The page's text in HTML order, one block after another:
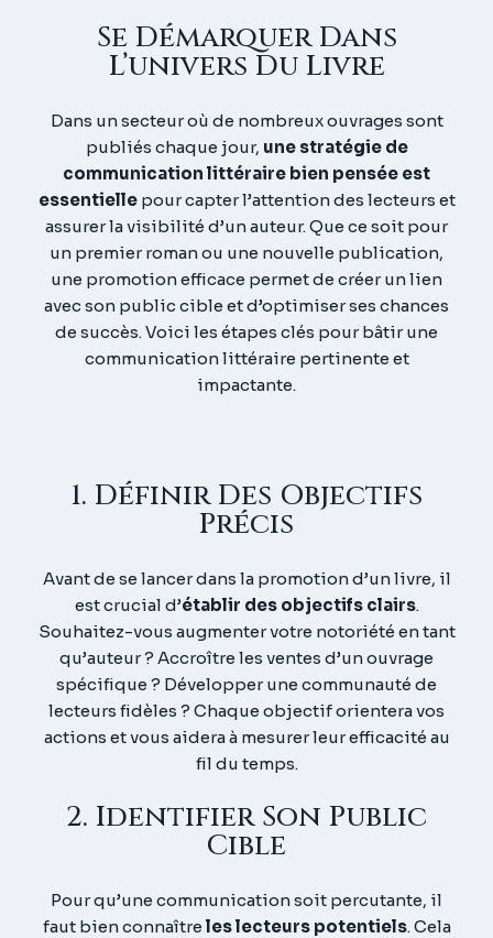
Se Démarquer Dans
L’univers Du Livre
Dans un secteur où de nombreux ouvrages sont
publiés chaque jour, une stratégie de
communication littéraire bien pensée est
essentiellepour capter l’attention des lecteurs et
assurer la visibilité d’un auteur. Que ce soit pour
un premier roman ou une nouvelle publication,
une promotion efficace permet de créer un lien
avec son public cible et d’optimiser ses chances
de succès. Voici les étapes clés pour bâtir une
communication littéraire pertinente et
impactante.
1. Définir Des Objectifs
Précis
Avant de se lancer dans la promotion d’un livre, il
est crucial d’établir des objectifs clairs.
Souhaitez-vous augmenter votre notoriété en tant
qu’auteur ? Accroître les ventes d’un ouvrage
spécifique ? Développer une communauté de
lecteurs fidèles ? Chaque objectif orientera vos
actions et vous aidera à mesurer leur efficacité au
fil du temps.
2. Identifier Son Public
Cible
Pour qu’une communication soit percutante, il
faut bien connaître les lecteurs potentiels. Cela